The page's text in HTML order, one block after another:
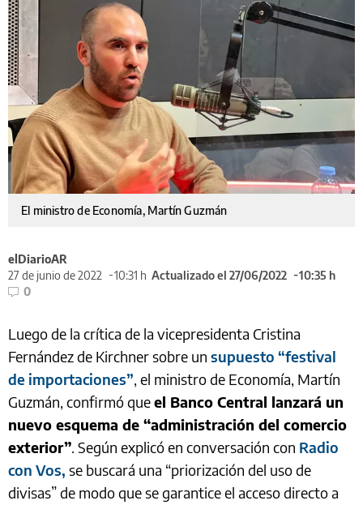
El ministro de Economía, Martín Guzmán
elDiarioAR
27 de junio de 2022
10:31 h Actualizado el 27/06/2022
10:35 h
0
Luego de la crítica de la vicepresidenta Cristina
Fernández de Kirchner sobre un supuesto “festival
de importaciones”, el ministro de Economía, Martín
Guzmán, confirmó queel Banco Central lanzará un
nuevo esquema de “administración del comercio
exterior”. Según explicó en conversación con Radio
con Vos, se buscará una “priorización del uso de
divisas” de modo que se garantice el acceso directo a